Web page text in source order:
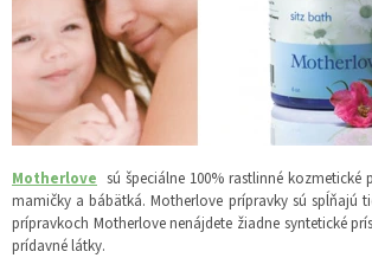
Motherlove sú špeciálne 100% rastlinné
mamičky a bábätká. Motherlove prípravky sú spĺňajú
prípravkoch Motherlove nenájdete žiadne syntetické
prídavné látky.